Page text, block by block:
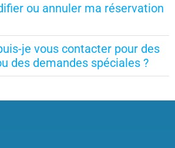
ou annuler ma réservation
je vous contacter pour des
des demandes spéciales ?